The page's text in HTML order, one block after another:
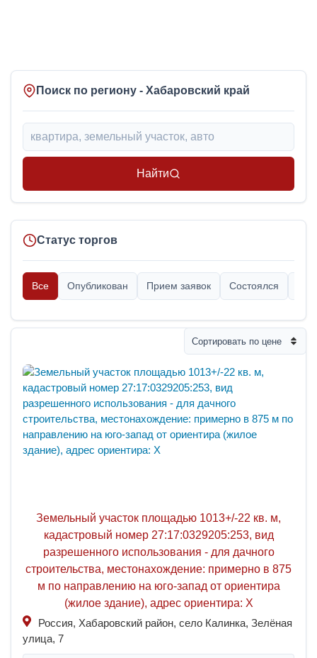
Поиск по региону - Хабаровский край
Найти
Статус торгов
Все Опубликован Прием заявок Состоялся
Сортировать по цене
Земельный участок площадью 1013+/-22 кв. м,
кадастровый номер 27:17:0329205:253, вид
разрешенного использования - для дачного
строительства, местонахождение: примерно в 875
м по направлению на юго-запад от ориентира
(жилое здание), адрес ориентира: Х
Россия, Хабаровский район, село Калинка, Зелёная
улица, 7